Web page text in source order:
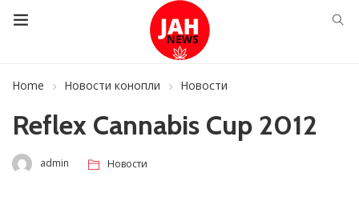
Home Новости конопли Новости
Reflex Cannabis Cup 2012
admin Новости